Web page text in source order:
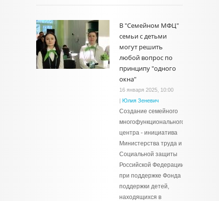
В "Семейном МФЦ"
семьи с детьми
могут решить
любой вопрос по
принципу "одного
окна"
16 января 2025, 10:00
| Юлия Зеневич
Создание семейного
многофункционального
центра - инициатива
Министерства труда и
Социальной защиты
Российской Федерации
при поддержке Фонда
поддержки детей,
находящихся в